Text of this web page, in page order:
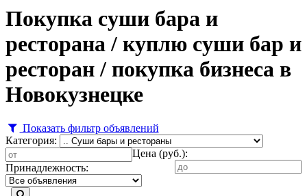
Покупка суши бара и
ресторана / куплю суши бар и
ресторан / покупка бизнеса в
Новокузнецке
Показать фильтр объявлений
Категория:
Цена (руб.):
Принадлежность: